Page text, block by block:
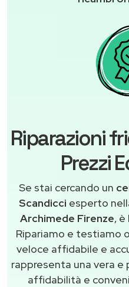
Riparazioni
Prezzi
Se stai cercando un
Scandicci esperto
Archimede Firenze,
Ripariamo e testiamo
veloce affidabile e
rappresenta una vera e
affidabilità e